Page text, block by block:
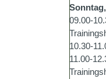
09.00-
10.30-
11.00-